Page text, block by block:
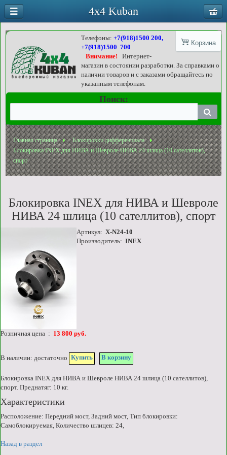
Корзина
Телефоны:+7(918)1500 200,
+7(918)1500 700
Внимание!
Интернет-
магазин в состоянии разработки. За справками о
наличии товаров и с заказами обращайтесь по
указанным телефонам.
Поиск:
Главная страница
Блокировки дифференциала
Блокировка INEX для НИВА и Шевроле НИВА 24 шлица (10 сателлитов),
спорт
Блокировка INEX для НИВА и Шевроле
НИВА 24 шлица (10 сателлитов), спорт
Артикул: X-N24-10
Производитель: INEX
Розничная цена : 13 800 руб.
В наличии: достаточно Купить В корзину
Блокировка INEX для НИВА и Шевроле НИВА 24 шлица (10 сателлитов),
спорт. Преднатяг: 10 кг.
Характеристики
Расположение: Передний мост, Задний мост, Тип блокировки:
Самоблокируемая, Количество шлицев: 24,
Назад в раздел
4x4 Kuban